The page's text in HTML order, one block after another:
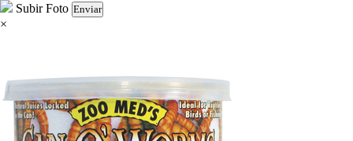
Subir Foto Enviar
×